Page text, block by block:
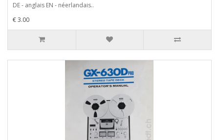
DE - anglais EN - néerlandais..
€ 3.00